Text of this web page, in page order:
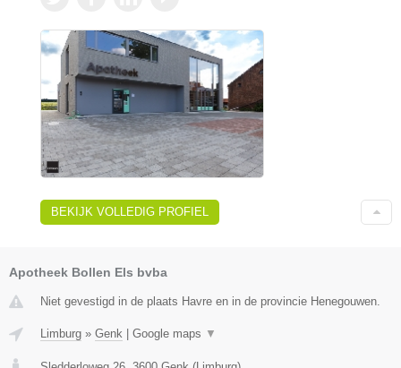
BEKIJK VOLLEDIG PROFIEL
Apotheek Bollen Els bvba
Niet gevestigd in de plaats Havre en in de provincie Henegouwen.
Limburg » Genk Google maps ▼